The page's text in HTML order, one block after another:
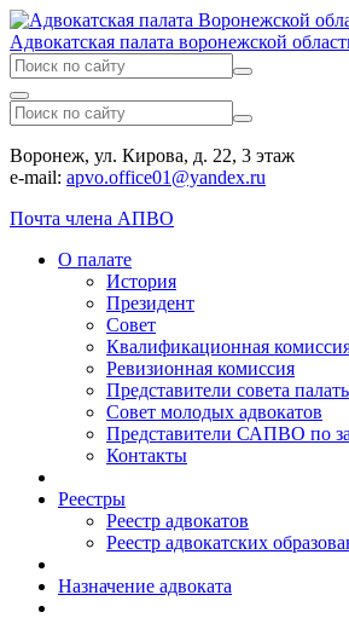
Адвокатская палата воронежской
Воронеж, ул. Кирова, д. 22, 3 этаж
e-mail: apvo.office01@yandex.ru
Почта члена АПВО
О палате
История
Президент
Совет
Квалификационная
Ревизионная комиссия
Представители совета
Совет молодых адвокатов
Представители САПВО по
Контакты
Реестры
Реестр адвокатов
Реестр адвокатских
Назначение адвоката